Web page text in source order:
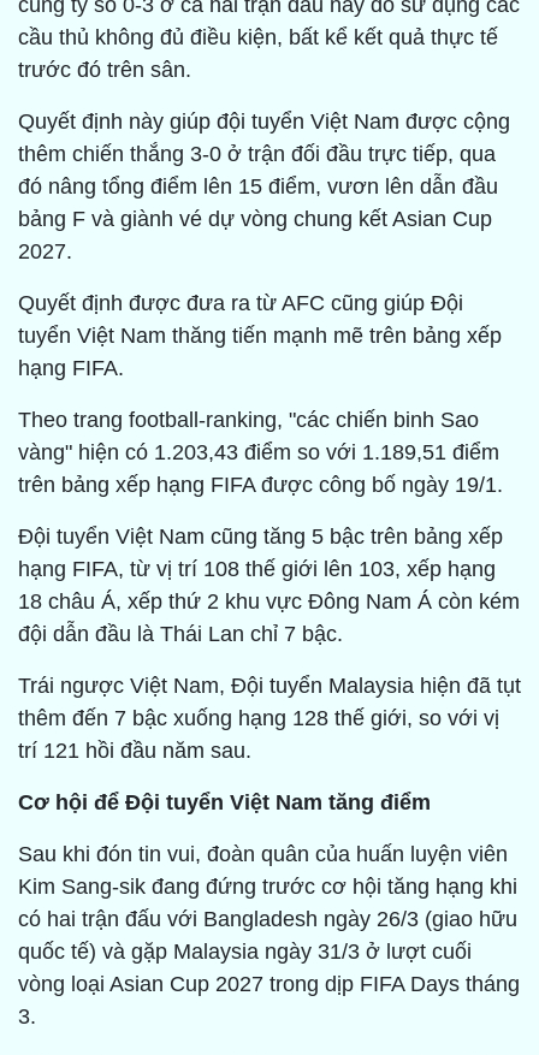
cùng tỷ số 0-3 ở cả hai trận đấu này do sử dụng các
cầu thủ không đủ điều kiện, bất kể kết quả thực tế
trước đó trên sân.
Quyết định này giúp đội tuyển Việt Nam được cộng
thêm chiến thắng 3-0 ở trận đối đầu trực tiếp, qua
đó nâng tổng điểm lên 15 điểm, vươn lên dẫn đầu
bảng F và giành vé dự vòng chung kết Asian Cup
2027.
Quyết định được đưa ra từ AFC cũng giúp Đội
tuyển Việt Nam thăng tiến mạnh mẽ trên bảng xếp
hạng FIFA.
Theo trang football-ranking, "các chiến binh Sao
vàng" hiện có 1.203,43 điểm so với 1.189,51 điểm
trên bảng xếp hạng FIFA được công bố ngày 19/1.
Đội tuyển Việt Nam cũng tăng 5 bậc trên bảng xếp
hạng FIFA, từ vị trí 108 thế giới lên 103, xếp hạng
18 châu Á, xếp thứ 2 khu vực Đông Nam Á còn kém
đội dẫn đầu là Thái Lan chỉ 7 bậc.
Trái ngược Việt Nam, Đội tuyển Malaysia hiện đã tụt
thêm đến 7 bậc xuống hạng 128 thế giới, so với vị
trí 121 hồi đầu năm sau.
Cơ hội để Đội tuyển Việt Nam tăng điểm
Sau khi đón tin vui, đoàn quân của huấn luyện viên
Kim Sang-sik đang đứng trước cơ hội tăng hạng khi
có hai trận đấu với Bangladesh ngày 26/3 (giao hữu
quốc tế) và gặp Malaysia ngày 31/3 ở lượt cuối
vòng loại Asian Cup 2027 trong dịp FIFA Days tháng
3.